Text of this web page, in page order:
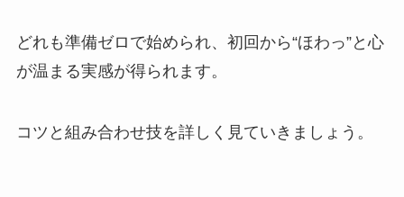
どれも準備ゼロで始められ、初回から“ほわっ”と心
が温まる実感が得られます。
コツと組み合わせ技を詳しく見ていきましょう。